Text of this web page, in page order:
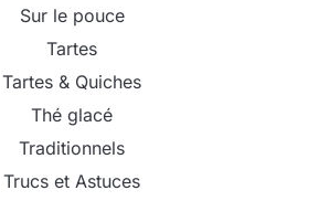
Sur le pouce
Tartes
Tartes & Quiches
Thé glacé
Traditionnels
Trucs et Astuces